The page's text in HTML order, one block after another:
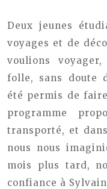
Deux jeunes
voyages et de
voulions
folle, sans doute
été permis de
programme
transporté, et
nous nous
mois plus tard,
confiance à